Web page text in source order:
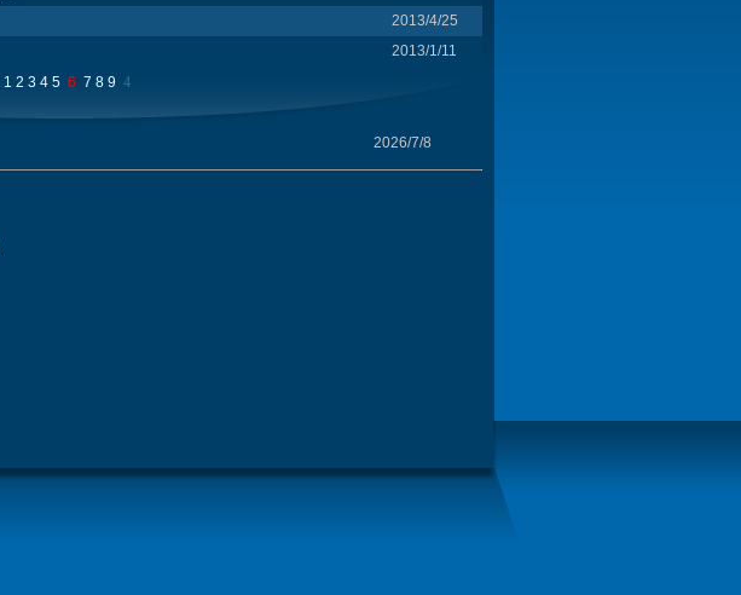
2013/4/25
2013/1/11
1 2 3 4 5 6 7 8 9 4
2026/7/8